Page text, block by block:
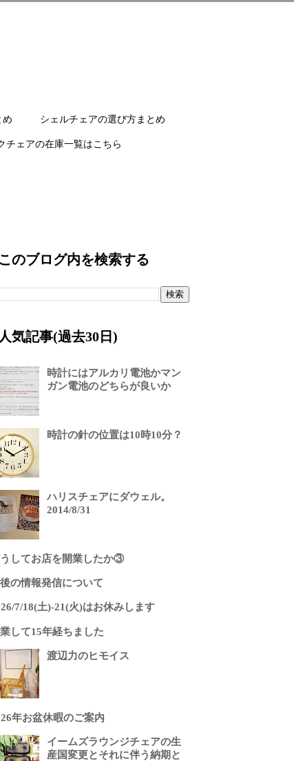
め シェルチェアの選び方まとめ
チェアの在庫一覧はこちら
このブログ内を検索する
人気記事(過去30日)
時計にはアルカリ電池かマン
ガン電池のどちらが良いか
時計の針の位置は10時10分？
ハリスチェアにダウェル。
2014/8/31
してお店を開業したか③
の情報発信について
7/18(土)-21(火)はお休みします
して15年経ちました
渡辺力のヒモイス
年お盆休暇のご案内
イームズラウンジチェアの生
産国変更とそれに伴う納期と